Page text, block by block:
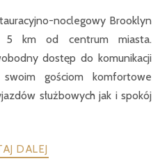
noclegowy Brooklyn
5 km od centrum miasta.
dostęp do komunikacji
gościom komfortowe
służbowych jak i spokój
DALEJ